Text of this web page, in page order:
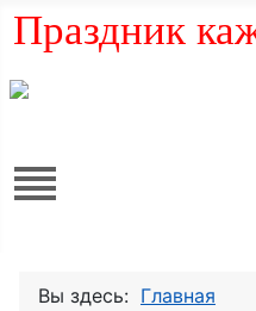
Праздник
Вы здесь: Главная